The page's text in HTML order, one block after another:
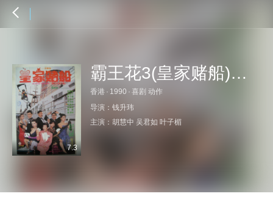
7.3
霸王花3(皇家赌船)国语
香港 · 1990 · 喜剧 动作
导演： 钱升玮
主演： 胡慧中 吴君如 叶子楣